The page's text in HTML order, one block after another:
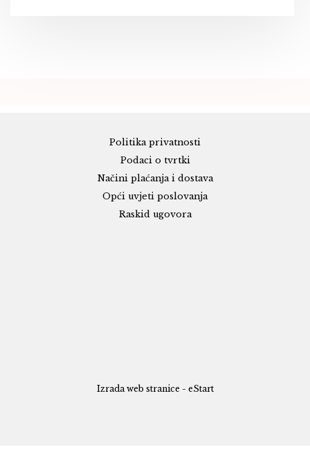
Politika privatnosti
Podaci o tvrtki
Načini plaćanja i dostava
Opći uvjeti poslovanja
Raskid ugovora
Izrada web stranice - eStart